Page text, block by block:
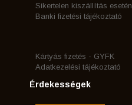
Sikertelen kiszállítás esetén
Banki fizetési tájékoztató
Kártyás fizetés - GYFK
Adatkezelési tájékoztató
Érdekességek